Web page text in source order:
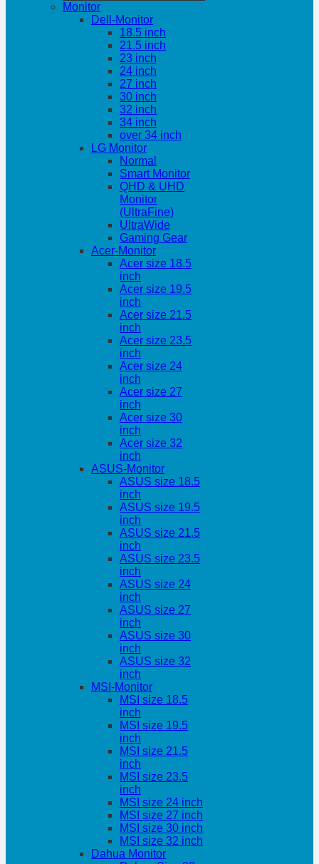
Monitor
Dell-Monitor
18.5 inch
21.5 inch
23 inch
24 inch
27 inch
30 inch
32 inch
34 inch
over 34 inch
LG Monitor
Normal
Smart Monitor
QHD & UHD
Monitor
(UltraFine)
UltraWide
Gaming Gear
Acer-Monitor
Acer size 18.5
inch
Acer size 19.5
inch
Acer size 21.5
inch
Acer size 23.5
inch
Acer size 24
inch
Acer size 27
inch
Acer size 30
inch
Acer size 32
inch
ASUS-Monitor
ASUS size 18.5
inch
ASUS size 19.5
inch
ASUS size 21.5
inch
ASUS size 23.5
inch
ASUS size 24
inch
ASUS size 27
inch
ASUS size 30
inch
ASUS size 32
inch
MSI-Monitor
MSI size 18.5
inch
MSI size 19.5
inch
MSI size 21.5
inch
MSI size 23.5
inch
MSI size 24 inch
MSI size 27 inch
MSI size 30 inch
MSI size 32 inch
Dahua Monitor